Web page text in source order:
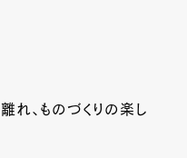
れ、ものづくりの楽し